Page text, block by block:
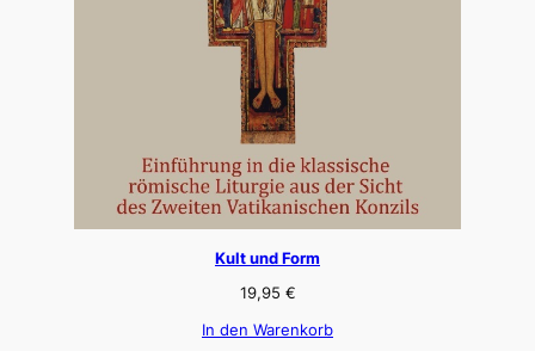
Kult und Form
19,95 €
In den Warenkorb